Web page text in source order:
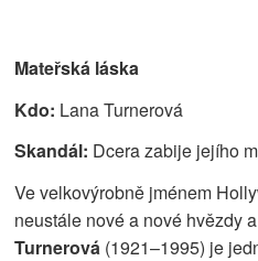
Mateřská láska
Kdo: Lana Turnerová
Skandál: Dcera zabije jejího
Ve velkovýrobně jménem
neustále nové a nové hvězdy
Turnerová (1921–1995) je